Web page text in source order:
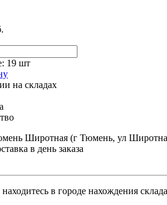
19 шт
на складах
Широтная (г Тюмень, ул
в день заказа
в городе нахождения